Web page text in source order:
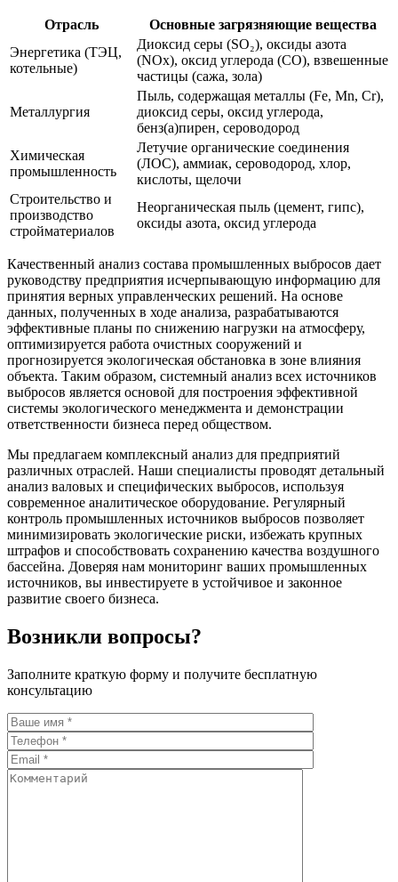
Отрасль
Основные загрязняющие вещества
Энергетика (ТЭЦ,
котельные)
Диоксид серы (SO₂), оксиды азота
(NOx), оксид углерода (CO), взвешенные
частицы (сажа, зола)
Металлургия
Пыль, содержащая металлы (Fe, Mn, Cr),
диоксид серы, оксид углерода,
бенз(а)пирен, сероводород
Химическая
промышленность
Летучие органические соединения
(ЛОС), аммиак, сероводород, хлор,
кислоты, щелочи
Строительство и
производство
стройматериалов
Неорганическая пыль (цемент, гипс),
оксиды азота, оксид углерода
Качественный анализ состава промышленных выбросов дает
руководству предприятия исчерпывающую информацию для
принятия верных управленческих решений. На основе
данных, полученных в ходе анализа, разрабатываются
эффективные планы по снижению нагрузки на атмосферу,
оптимизируется работа очистных сооружений и
прогнозируется экологическая обстановка в зоне влияния
объекта. Таким образом, системный анализ всех источников
выбросов является основой для построения эффективной
системы экологического менеджмента и демонстрации
ответственности бизнеса перед обществом.
Мы предлагаем комплексный анализ для предприятий
различных отраслей. Наши специалисты проводят детальный
анализ валовых и специфических выбросов, используя
современное аналитическое оборудование. Регулярный
контроль промышленных источников выбросов позволяет
минимизировать экологические риски, избежать крупных
штрафов и способствовать сохранению качества воздушного
бассейна. Доверяя нам мониторинг ваших промышленных
источников, вы инвестируете в устойчивое и законное
развитие своего бизнеса.
Возникли вопросы?
Заполните краткую форму и получите бесплатную
консультацию